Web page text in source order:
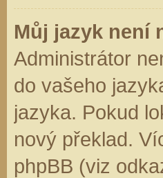
Můj jazyk není
Administrátor
do vašeho
jazyka. Pokud
nový překlad.
phpBB (viz